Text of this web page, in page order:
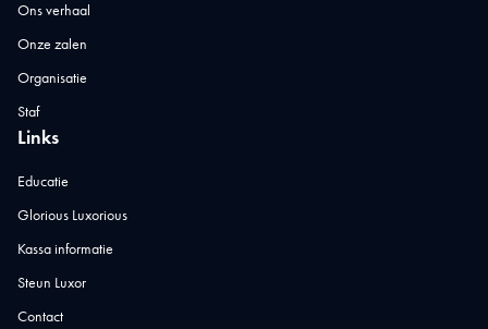
Ons verhaal
Onze zalen
Organisatie
Staf
Links
Educatie
Glorious Luxorious
Kassa informatie
Steun Luxor
Contact